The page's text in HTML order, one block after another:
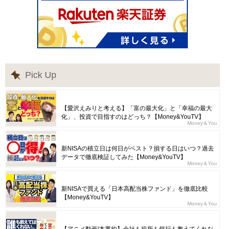
Pick Up
【愛沢えみりと考える】「富の最大化」と「幸福の最大
化」、投資で目指すのはどっち？【Money&YouTV】
Money＆You
新NISAの積立日は何日がベスト？損する日はいつ？過去
データで徹底検証してみた【Money&YouTV】
Money＆You
新NISAで買える「日本高配当株ファンド」を徹底比較
【Money&YouTV】
Money＆You